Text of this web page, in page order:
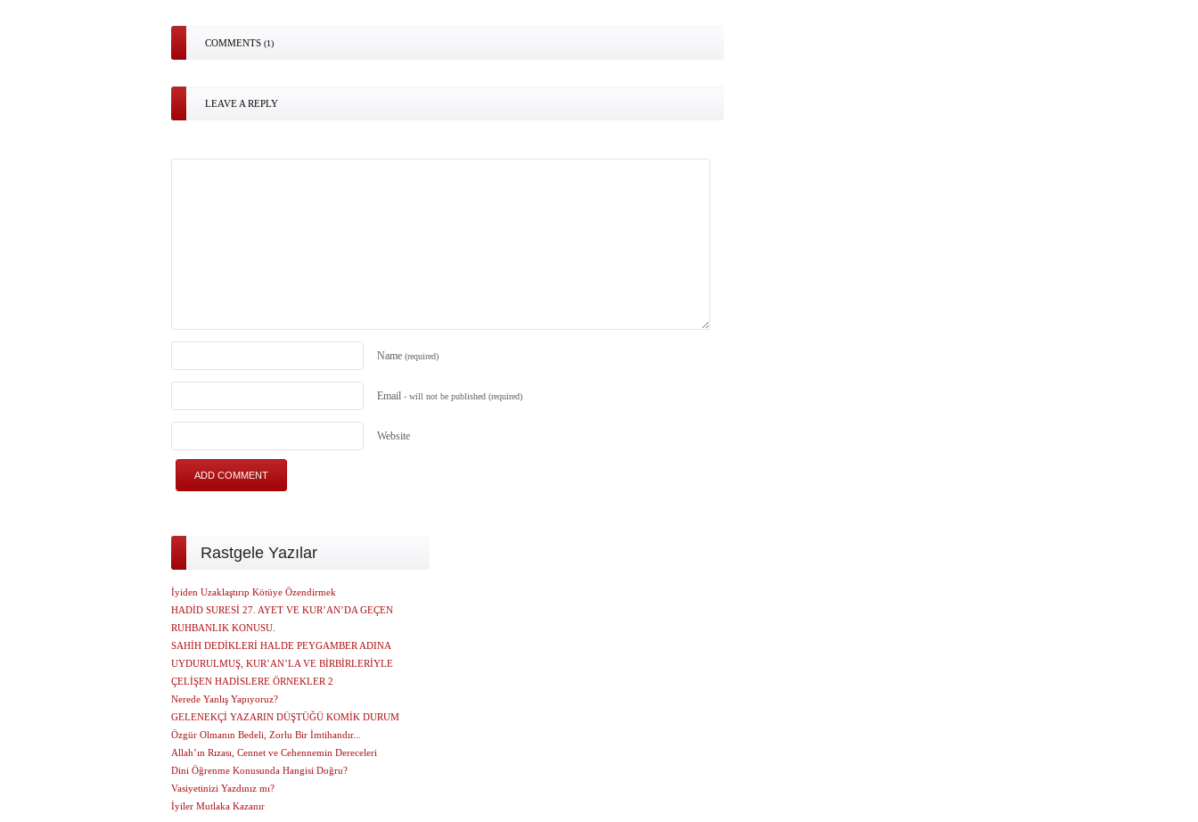
COMMENTS (1)
LEAVE A REPLY
Name (required)
Email - will not be published (required)
Website
Rastgele Yazılar
İyiden Uzaklaştırıp Kötüye Özendirmek
HADİD SURESİ 27. AYET VE KUR’AN’DA GEÇEN
RUHBANLIK KONUSU.
SAHİH DEDİKLERİ HALDE PEYGAMBER ADINA
UYDURULMUŞ, KUR’AN’LA VE BİRBİRLERİYLE
ÇELİŞEN HADİSLERE ÖRNEKLER 2
Nerede Yanlış Yapıyoruz?
GELENEKÇİ YAZARIN DÜŞTÜĞÜ KOMİK DURUM
Özgür Olmanın Bedeli, Zorlu Bir İmtihandır...
Allah’ın Rızası, Cennet ve Cehennemin Dereceleri
Dini Öğrenme Konusunda Hangisi Doğru?
Vasiyetinizi Yazdınız mı?
İyiler Mutlaka Kazanır